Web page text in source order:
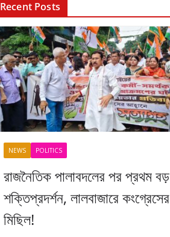
Recent Posts
NEWS POLITICS
রাজনৈতিক পালাবদলের পর প্রথম বড়
শক্তিপ্রদর্শন, লালবাজারে কংগ্রেসের
মিছিল!